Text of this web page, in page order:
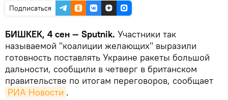
Подписаться
БИШКЕК, 4 сен — Sputnik. Участники так
называемой "коалиции желающих" выразили
готовность поставлять Украине ракеты большой
дальности, сообщили в четверг в британском
правительстве по итогам переговоров, сообщает
РИА Новости .